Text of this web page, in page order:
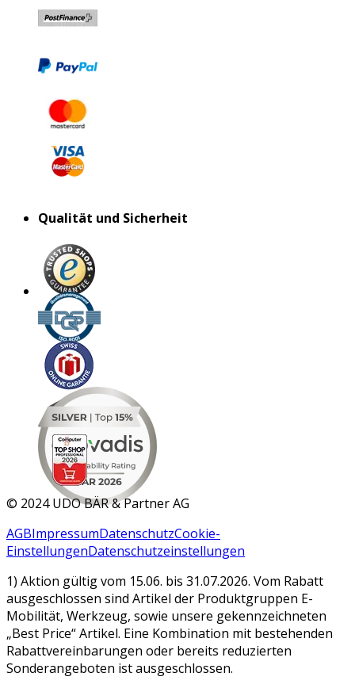
Qualität und Sicherheit
MAR 2026
© 2024 UDO BÄR & Partner AG
AGBImpressumDatenschutzCookie-
EinstellungenDatenschutzeinstellungen
1) Aktion gültig vom 15.06. bis 31.07.2026. Vom Rabatt
ausgeschlossen sind Artikel der Produktgruppen E-
Mobilität, Werkzeug, sowie unsere gekennzeichneten
„Best Price“ Artikel. Eine Kombination mit bestehenden
Rabattvereinbarungen oder bereits reduzierten
Sonderangeboten ist ausgeschlossen.